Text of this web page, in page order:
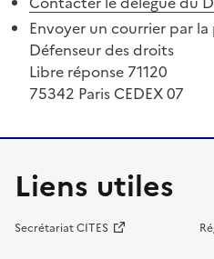
Envoyer un courrier par
Défenseur des droits
Libre réponse 71120
75342 Paris CEDEX 07
Liens utiles
Secrétariat CITES